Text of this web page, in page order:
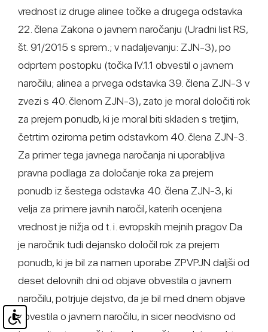
vrednost iz druge alinee točke a drugega odstavka
22. člena Zakona o javnem naročanju (Uradni list RS,
št. 91/2015 s sprem.; v nadaljevanju: ZJN-3), po
odprtem postopku (točka IV.1.1 obvestil o javnem
naročilu; alinea a prvega odstavka 39. člena ZJN-3 v
zvezi s 40. členom ZJN-3), zato je moral določiti rok
za prejem ponudb, ki je moral biti skladen s tretjim,
četrtim oziroma petim odstavkom 40. člena ZJN-3.
Za primer tega javnega naročanja ni uporabljiva
pravna podlaga za določanje roka za prejem
ponudb iz šestega odstavka 40. člena ZJN-3, ki
velja za primere javnih naročil, katerih ocenjena
vrednost je nižja od t. i. evropskih mejnih pragov. Da
je naročnik tudi dejansko določil rok za prejem
ponudb, ki je bil za namen uporabe ZPVPJN daljši od
deset delovnih dni od objave obvestila o javnem
naročilu, potrjuje dejstvo, da je bil med dnem objave
obvestila o javnem naročilu, in sicer neodvisno od